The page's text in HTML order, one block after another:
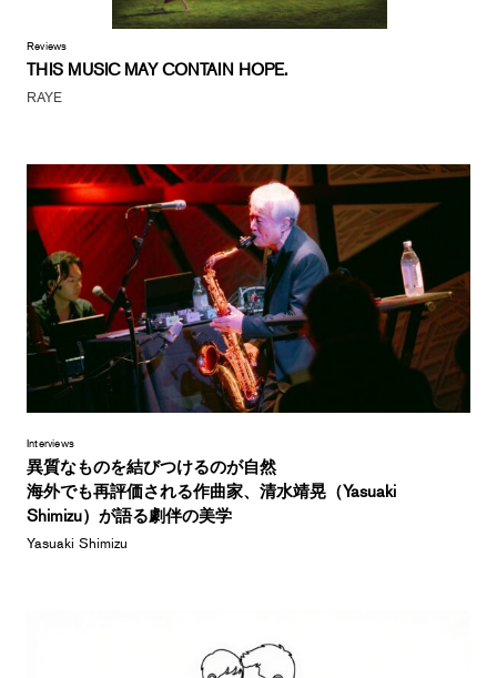
Reviews
THIS MUSIC MAY CONTAIN HOPE.
RAYE
Interviews
異質なものを結びつけるのが自然
海外でも再評価される作曲家、清水靖晃（Yasuaki
Shimizu）が語る劇伴の美学
Yasuaki Shimizu